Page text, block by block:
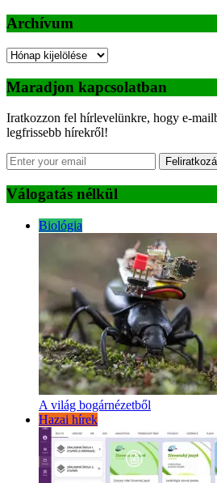
Archívum
Archívum
Maradjon kapcsolatban
Iratkozzon fel hírlevelünkre, hogy e-
legfrissebb hírekről!
Válogatás nélkül
Biológia
A világ bogárnézetből
Hazai hírek